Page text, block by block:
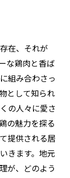
在、それが
な鶏肉と香ば
組み合わさっ
として知られ
の人々に愛さ
の魅力を探る
提供される居
きます。地元
が、どのよう